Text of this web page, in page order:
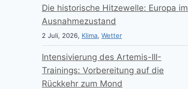
Die historische Hitzewelle: Europa im
Ausnahmezustand
2 Juli, 2026, Klima, Wetter
Intensivierung des Artemis-III-
Trainings: Vorbereitung auf die
Rückkehr zum Mond